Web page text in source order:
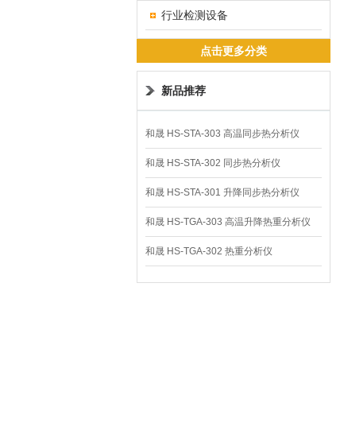
行业检测设备
点击更多分类
新品推荐
和晟 HS-STA-303 高温同步热分析仪
和晟 HS-STA-302 同步热分析仪
和晟 HS-STA-301 升降同步热分析仪
和晟 HS-TGA-303 高温升降热重分析仪
和晟 HS-TGA-302 热重分析仪